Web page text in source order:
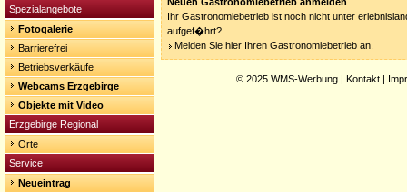
Spezialangebote
Fotogalerie
Barrierefrei
Betriebsverkäufe
Webcams Erzgebirge
Objekte mit Video
Erzgebirge Regional
Orte
Service
Neueintrag
Ihr Gastronomiebetrieb ist noch nicht unter
aufgef�hrt?
Melden Sie hier Ihren Gastronomiebetrieb an.
© 2025 WMS-Werbung | Kontakt |